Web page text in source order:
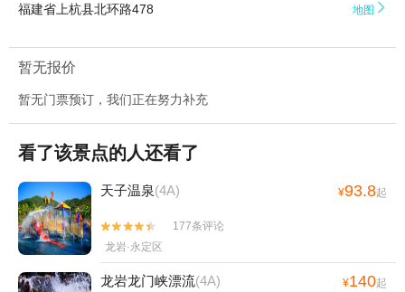
福建省上杭县北环路478 地图 
暂无报价
暂无门票预订，我们正在努力补充
看了该景点的人还看了
天子温泉(4A) ¥93.8起


177条评论
龙岩·永定区
龙岩龙门峡漂流(4A) ¥140起